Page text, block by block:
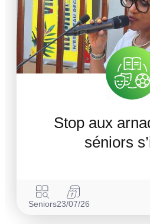
Stop aux
séniors
Seniors23/07/26